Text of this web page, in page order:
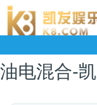
油电混合-